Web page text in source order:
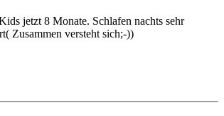
jetzt 8 Monate. Schlafen nachts sehr
Zusammen versteht sich;-))